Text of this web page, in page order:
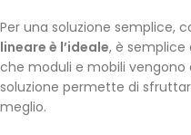
Per una soluzione semplice,
lineare è l’ideale, è
che moduli e mobili vengono
soluzione permette di
meglio.